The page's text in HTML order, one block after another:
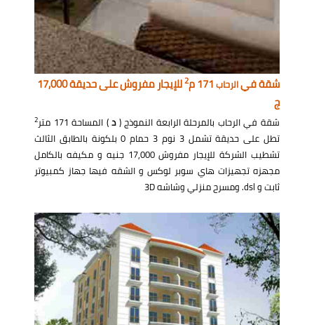
شقة فيالرحاب 2
للإيجار مفروش على حديقة 17,000
ج
شقة في الرحاب بالمرحلة الرابعة النموذج (د) المساحة 171 متر 2
تطل على حديقة تشمل 3 نوم 3 حمام 0 بلكونة بالطابق الثالث
تشطيب الشركة للإيجار مفروش 17,000 جنيه و مكيفه بالكامل
مجهزه تجهيزات هاي سوبر لوكس و الشقه فيها جهاز كمبيوتر
ثابت و dsl. ومسرح منزلي وشاشه 3D